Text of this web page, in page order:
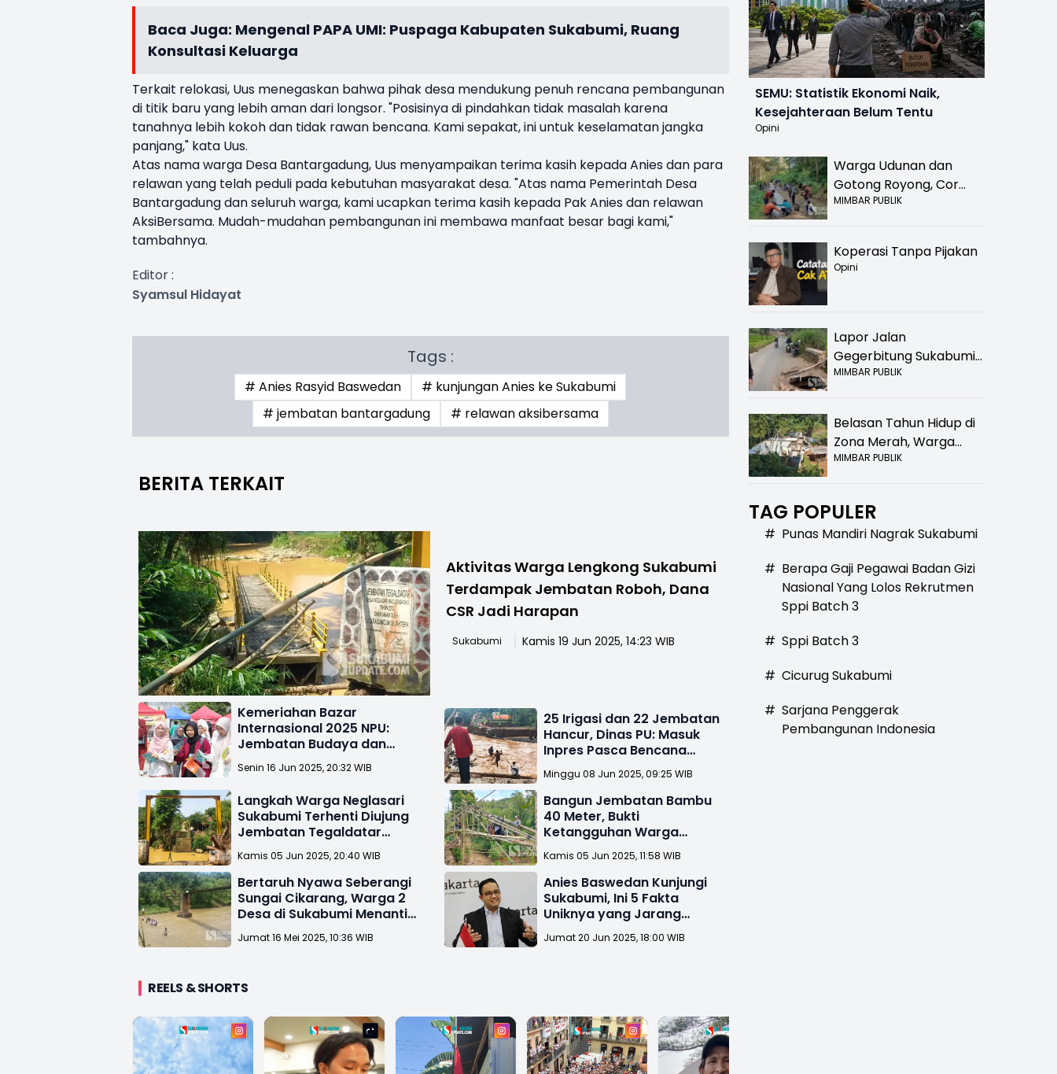
Baca Juga: Mengenal PAPA UMI: Puspaga Kabupaten Sukabumi, Ruang
Konsultasi Keluarga
Terkait relokasi, Uus menegaskan bahwa pihak desa mendukung penuh rencana pembangunan
di titik baru yang lebih aman dari longsor. "Posisinya di pindahkan tidak masalah karena
tanahnya lebih kokoh dan tidak rawan bencana. Kami sepakat, ini untuk keselamatan jangka
panjang," kata Uus.
Atas nama warga Desa Bantargadung, Uus menyampaikan terima kasih kepada Anies dan para
relawan yang telah peduli pada kebutuhan masyarakat desa. "Atas nama Pemerintah Desa
Bantargadung dan seluruh warga, kami ucapkan terima kasih kepada Pak Anies dan relawan
AksiBersama. Mudah-mudahan pembangunan ini membawa manfaat besar bagi kami,"
tambahnya.
Editor :
Syamsul Hidayat
Tags :
# Anies Rasyid Baswedan
# kunjungan Anies ke Sukabumi
# jembatan bantargadung
# relawan aksibersama
BERITA TERKAIT
Aktivitas Warga Lengkong Sukabumi
Terdampak Jembatan Roboh, Dana
CSR Jadi Harapan
Sukabumi Kamis 19 Jun 2025, 14:23 WIB
Kemeriahan Bazar
Internasional 2025 NPU:
Jembatan Budaya dan
Inkubator Wirausaha
Mahasiswa
Senin 16 Jun 2025, 20:32 WIB
25 Irigasi dan 22 Jembatan
Hancur, Dinas PU: Masuk
Inpres Pasca Bencana
Kabupaten Sukabumi
Minggu 08 Jun 2025, 09:25 WIB
Langkah Warga Neglasari
Sukabumi Terhenti Diujung
Jembatan Tegaldatar
yang Hilang
Kamis 05 Jun 2025, 20:40 WIB
Bangun Jembatan Bambu
40 Meter, Bukti
Ketangguhan Warga
Sukabumi Melawan
Derasnya Sungai
Kamis 05 Jun 2025, 11:58 WIB
Bertaruh Nyawa Seberangi
Sungai Cikarang, Warga 2
Desa di Sukabumi Menanti
Jembatan Baru
Jumat 16 Mei 2025, 10:36 WIB
Anies Baswedan Kunjungi
Sukabumi, Ini 5 Fakta
Uniknya yang Jarang
Diketahui
Jumat 20 Jun 2025, 18:00 WIB
REELS & SHORTS
SEMU: Statistik Ekonomi Naik,
Kesejahteraan Belum Tentu
Opini
Warga Udunan dan
Gotong Royong, Cor
Jalan Hancur di
MIMBAR PUBLIK
Koperasi Tanpa Pijakan
Opini
Lapor Jalan
Gegerbitung Sukabumi
Bolong! Bahaya Bagi
MIMBAR PUBLIK
Belasan Tahun Hidup di
Zona Merah, Warga
Kampung Nangewer
Relokasi
MIMBAR PUBLIK
TAG POPULER
# Punas Mandiri Nagrak Sukabumi
# Berapa Gaji Pegawai Badan Gizi
Nasional Yang Lolos Rekrutmen
Sppi Batch 3
# Sppi Batch 3
# Cicurug Sukabumi
# Sarjana Penggerak
Pembangunan Indonesia